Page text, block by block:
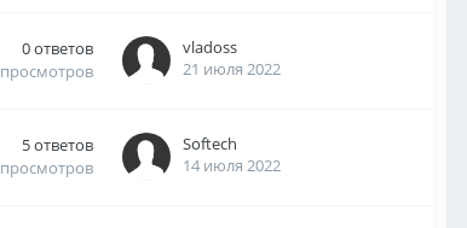
0ответов
просмотров
vladoss
21 июля 2022
5ответов
просмотров
Softech
14 июля 2022